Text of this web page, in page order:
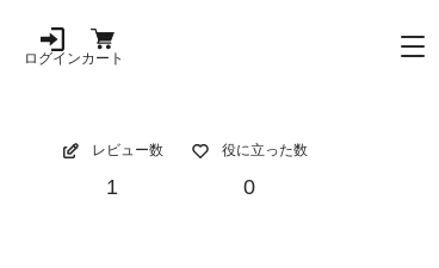
ログインカート
レビュー数
1
役に立った数
0